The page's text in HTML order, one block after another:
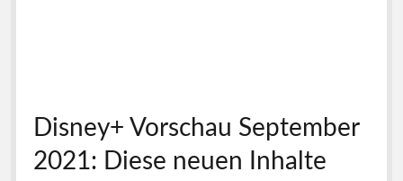
Disney+ Vorschau September
2021: Diese neuen Inhalte